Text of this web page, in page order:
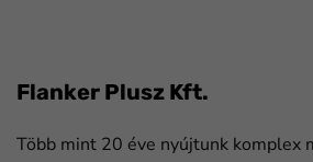
Flanker Plusz Kft.
Több mint 20 éve nyújtunk komplex